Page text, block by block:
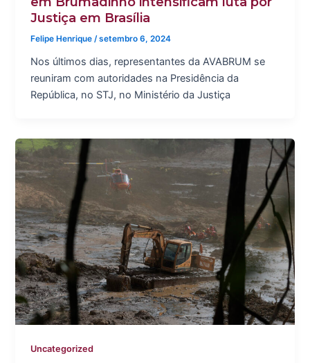
Justiça em Brasília
Felipe Henrique/setembro 6, 2024
Nos últimos dias, representantes da AVABRUM se
reuniram com autoridades na Presidência da
República, no STJ, no Ministério da Justiça
Uncategorized